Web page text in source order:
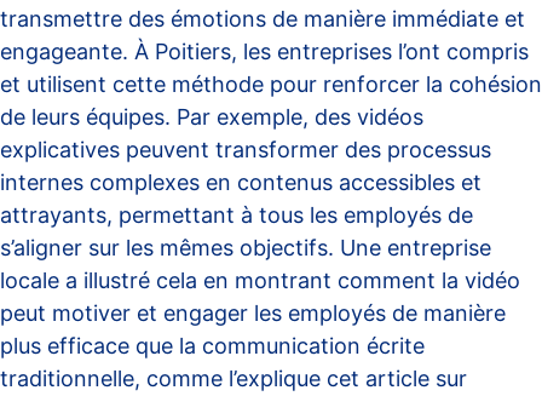
transmettre des émotions de manière immédiate et
engageante. À Poitiers, les entreprises l’ont compris
et utilisent cette méthode pour renforcer la cohésion
de leurs équipes. Par exemple, des vidéos
explicatives peuvent transformer des processus
internes complexes en contenus accessibles et
attrayants, permettant à tous les employés de
s’aligner sur les mêmes objectifs. Une entreprise
locale a illustré cela en montrant comment la vidéo
peut motiver et engager les employés de manière
plus efficace que la communication écrite
traditionnelle, comme l’explique cet article sur